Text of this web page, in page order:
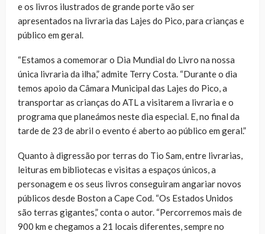
e os livros ilustrados de grande porte vão ser
apresentados na livraria das Lajes do Pico, para crianças e
público em geral.
“Estamos a comemorar o Dia Mundial do Livro na nossa
única livraria da ilha,” admite Terry Costa. “Durante o dia
temos apoio da Câmara Municipal das Lajes do Pico, a
transportar as crianças do ATL a visitarem a livraria e o
programa que planeámos neste dia especial. E, no final da
tarde de 23 de abril o evento é aberto ao público em geral.”
Quanto à digressão por terras do Tio Sam, entre livrarias,
leituras em bibliotecas e visitas a espaços únicos, a
personagem e os seus livros conseguiram angariar novos
públicos desde Boston a Cape Cod. “Os Estados Unidos
são terras gigantes,” conta o autor. “Percorremos mais de
900 km e chegamos a 21 locais diferentes, sempre no